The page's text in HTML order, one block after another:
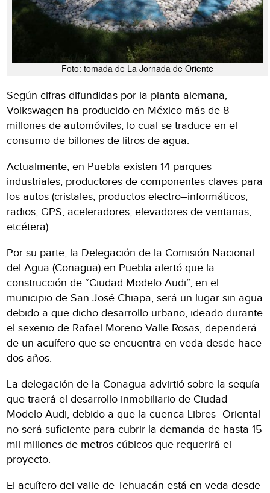
Foto: tomada de La Jornada de Oriente
Según cifras difundidas por la planta alemana,
Volkswagen ha producido en México más de 8
millones de automóviles, lo cual se traduce en el
consumo de billones de litros de agua.
Actualmente, en Puebla existen 14 parques
industriales, productores de componentes claves para
los autos (cristales, productos electro–informáticos,
radios, GPS, aceleradores, elevadores de ventanas,
etcétera).
Por su parte, la Delegación de la Comisión Nacional
del Agua (Conagua) en Puebla alertó que la
construcción de “Ciudad Modelo Audi”, en el
municipio de San José Chiapa, será un lugar sin agua
debido a que dicho desarrollo urbano, ideado durante
el sexenio de Rafael Moreno Valle Rosas, dependerá
de un acuífero que se encuentra en veda desde hace
dos años.
La delegación de la Conagua advirtió sobre la sequía
que traerá el desarrollo inmobiliario de Ciudad
Modelo Audi, debido a que la cuenca Libres–Oriental
no será suficiente para cubrir la demanda de hasta 15
mil millones de metros cúbicos que requerirá el
proyecto.
El acuífero del valle de Tehuacán está en veda desde